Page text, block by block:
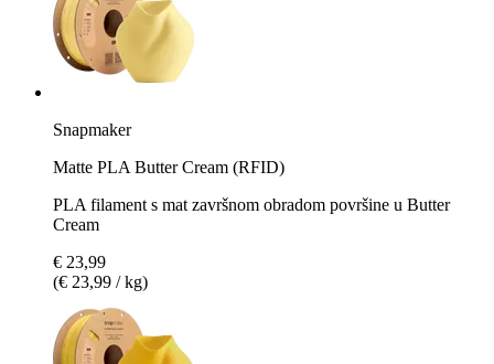
Snapmaker
Matte PLA Butter Cream (RFID)
PLA filament s mat završnom obradom površine u Butter
Cream
€ 23,99
(€ 23,99 / kg)